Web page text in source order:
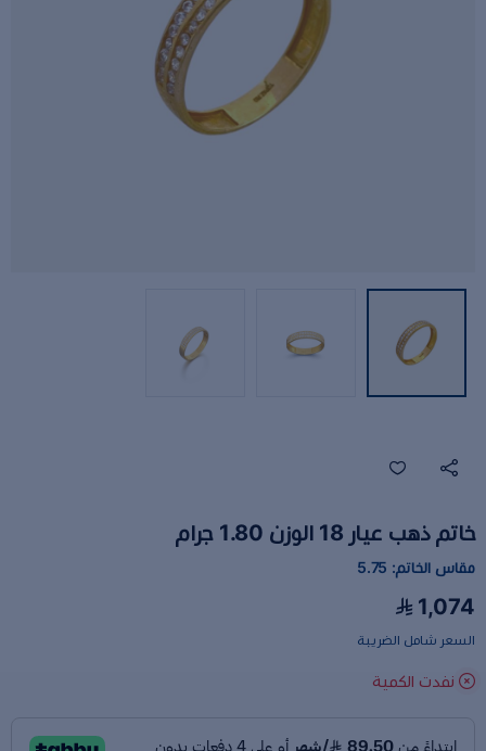
خاتم ذهب عيار 18 الوزن 1.80 جرام
مقاس الخاتم: 5.75
1,074
السعر شامل الضريبة
نفدت الكمية